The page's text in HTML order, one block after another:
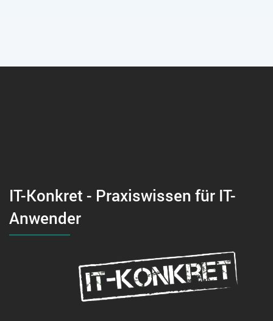
IT-Konkret - Praxiswissen für IT-
Anwender